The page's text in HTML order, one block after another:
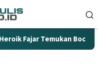
Temukan Bocah